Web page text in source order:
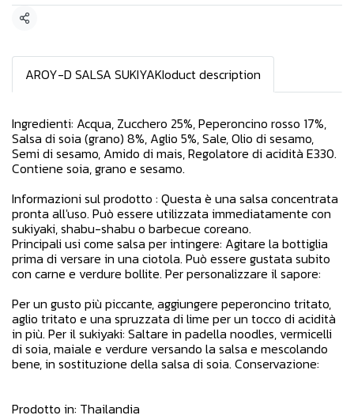
Condividi
AROY-D SALSA SUKIYAKIoduct description
Ingredienti: Acqua, Zucchero 25%, Peperoncino rosso 17%,
Salsa di soia (grano) 8%, Aglio 5%, Sale, Olio di sesamo,
Semi di sesamo, Amido di mais, Regolatore di acidità E330.
Contiene soia, grano e sesamo.
Informazioni sul prodotto : Questa è una salsa concentrata
pronta all'uso. Può essere utilizzata immediatamente con
sukiyaki, shabu-shabu o barbecue coreano.
Principali usi come salsa per intingere: Agitare la bottiglia
prima di versare in una ciotola. Può essere gustata subito
con carne e verdure bollite. Per personalizzare il sapore:
Per un gusto più piccante, aggiungere peperoncino tritato,
aglio tritato e una spruzzata di lime per un tocco di acidità
in più. Per il sukiyaki: Saltare in padella noodles, vermicelli
di soia, maiale e verdure versando la salsa e mescolando
bene, in sostituzione della salsa di soia. Conservazione:
Prodotto in: Thailandia